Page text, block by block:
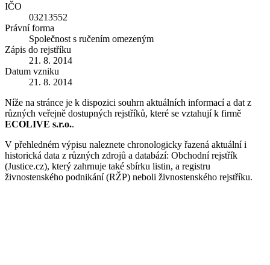
IČO
03213552
Právní forma
Společnost s ručením omezeným
Zápis do rejstříku
21. 8. 2014
Datum vzniku
21. 8. 2014
Níže na stránce je k dispozici souhrn aktuálních informací a dat z
různých veřejně dostupných rejstříků, které se vztahují k firmě
ECOLIVE s.r.o..
V přehledném výpisu naleznete chronologicky řazená aktuální i
historická data z různých zdrojů a databází: Obchodní rejstřík
(Justice.cz), který zahrnuje také sbírku listin, a registru
živnostenského podnikání (RŽP) neboli živnostenského rejstříku.